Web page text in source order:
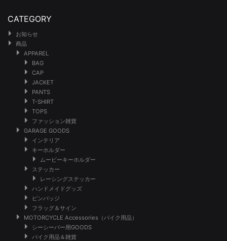
CATEGORY
お知らせ
商品
APPAREL
BAG
CAP
JACKET
PANTS
T-SHIRT
TOPS
ファッション雑貨
GARAGE GOODS
インテリア
キーホルダー
ムービーキーホルダー
ステッカー
レーシングステッカー
ハンドメイドグッズ
ピンバッジ
フラッグ＆サイン
MOTORCYCLE Accessories（バイク用品）
シーシーバー用GOODS
バイク用品＆雑貨